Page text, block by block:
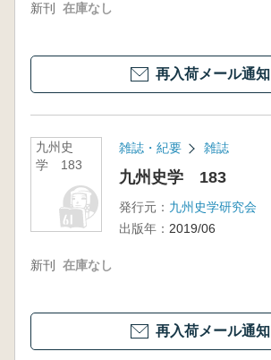
新刊 在庫なし
再入荷メール通知
九州史
学 183
雑誌・紀要 雑誌
九州史学 183
発行元： 九州史学研究会
出版年： 2019/06
新刊 在庫なし
再入荷メール通知